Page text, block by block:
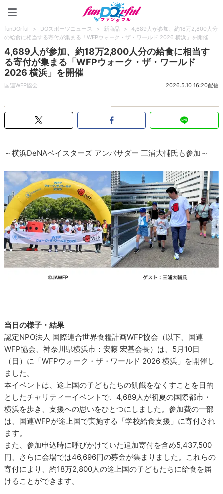
funDOrful > DOスポーツニュース > 新商品 >
4,689人が参加、約18万2,800人分
の給食に相当する寄付が集まる「WFPウォーク・ザ・ワールド 2026 横浜」を開催
4,689人が参加、約18万2,800人分の給食に相当す
る寄付が集まる「WFPウォーク・ザ・ワールド
2026 横浜」を開催
国連WFP協会 2026.5.10 16:20配信
～横浜DeNAベイスターズ アンバサダー 三浦大輔氏も参加～
当日の様子・結果
認定NPO法人 国際連合世界食糧計画WFP協会（以下、国連
WFP協会、神奈川県横浜市：安藤 宏基会長）は、5月10日
（日）に「WFPウォーク・ザ・ワールド 2026 横浜」を開催し
ました。
本イベントは、途上国の子どもたちの飢餓をなくすことを目的
としたチャリティーイベントで、4,689人が初夏の国際都市・
横浜を歩き、支援への思いをひとつにしました。参加費の一部
は、国連WFPが途上国で実施する「学校給食支援」に寄付され
ます。
また、参加申込時に呼びかけていた追加寄付を含め5,437,500
円、さらに会場では46,696円の募金が集まりました。これらの
寄付により、約18万2,800人の途上国の子どもたちに給食を届
けることができます。